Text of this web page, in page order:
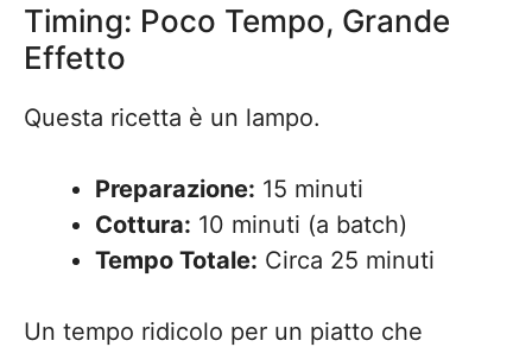
Timing: Poco Tempo, Grande
Effetto
Questa ricetta è un lampo.
Preparazione: 15 minuti
Cottura: 10 minuti (a batch)
Tempo Totale: Circa 25 minuti
Un tempo ridicolo per un piatto che